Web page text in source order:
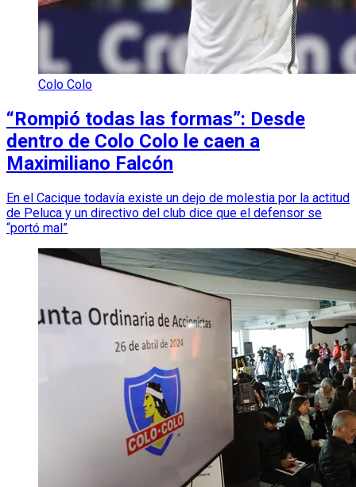
Colo Colo
“Rompió todas las formas”: Desde
dentro de Colo Colo le caen a
Maximiliano Falcón
En el Cacique todavía existe un dejo de molestia por la actitud
de Peluca y un directivo del club dice que el defensor se
“portó mal”